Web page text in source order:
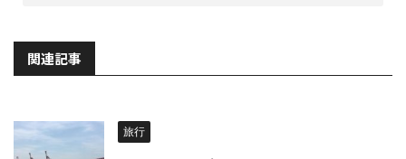
関連記事
旅行